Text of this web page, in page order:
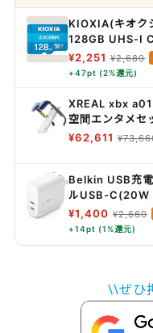
KIOXIA(キオク
128GB UHS-I
Nintendo
メーカー保証5
¥2,251 ¥2,680
+47pt (2%還元)
XREAL xbx
空間エンタメセ
¥62,611
Belkin USB充
ルUSB-C(20W
¥1,400 ¥2,660
+14pt (1%還元)
\\ぜひ